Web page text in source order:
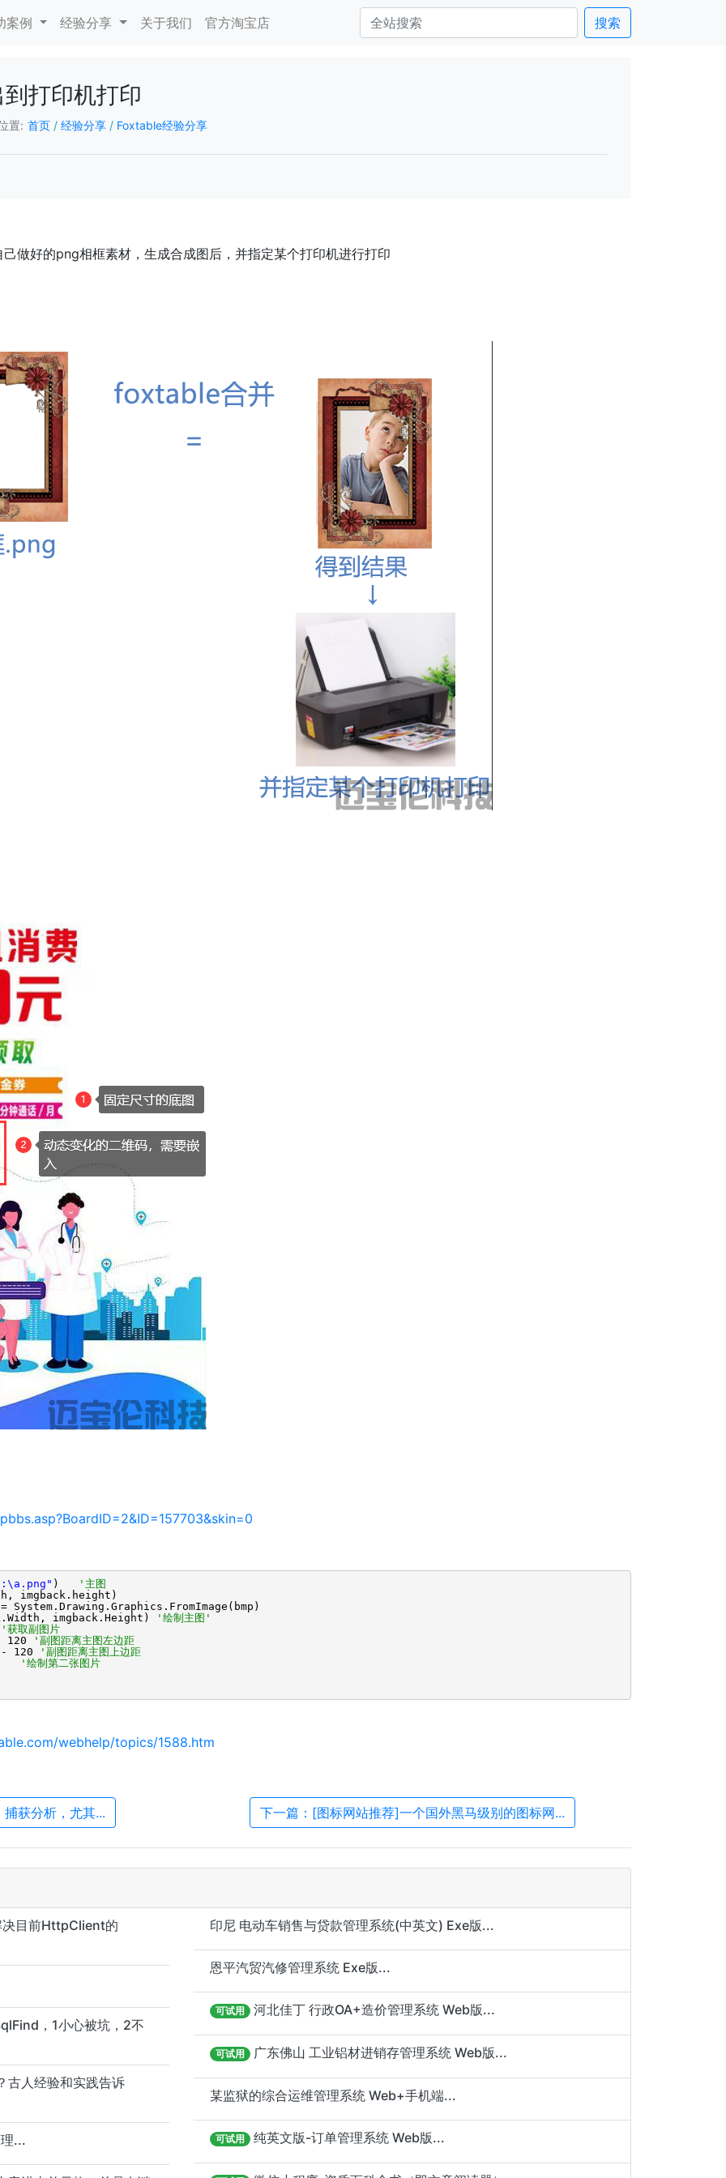
案例 经验分享 关于我们 官方淘宝店 搜索
打印机打印
置: 首页 / 经验分享 / Foxtable经验分享
做好的png相框素材，生成合成图后，并指定某个打印机进行打印
)
'主图
imgback.height)
imgback.Height)
'绘制主图'
'获取副图片
120
'副图距离主图左边距
120
'副图距离主图上边距
'绘制第二张图片
webhelp/topics/1588.htm
获分析，尤其... 下一篇：[图标网站推荐]一个国外黑马级别的图标网...
目前HttpClient的
，1小心被坑，2不
古人经验和实践告诉
...
印尼 电动车销售与贷款管理系统(中英文) Exe版...
恩平汽贸汽修管理系统 Exe版...
可试用 河北佳丁 行政OA+造价管理系统 Web版...
可试用 广东佛山 工业铝材进销存管理系统 Web版...
某监狱的综合运维管理系统 Web+手机端...
可试用 纯英文版-订单管理系统 Web版...